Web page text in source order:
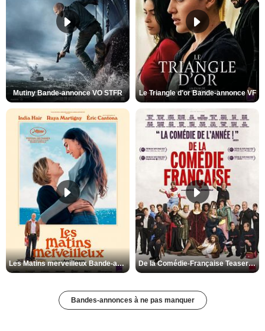
Mutiny Bande-annonce VO STFR Le Triangle d'or Bande-annonce VF
Les Matins merveilleux Bande-annonce VF De la Comédie-Française Teaser VF
Bandes-annonces à ne pas manquer